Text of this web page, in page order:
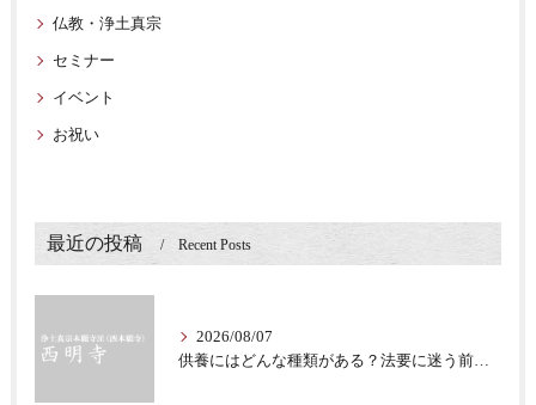
仏教・浄土真宗
セミナー
イベント
お祝い
最近の投稿 Recent Posts
2026/08/07
供養にはどんな種類がある？法要に迷う前に知る意味